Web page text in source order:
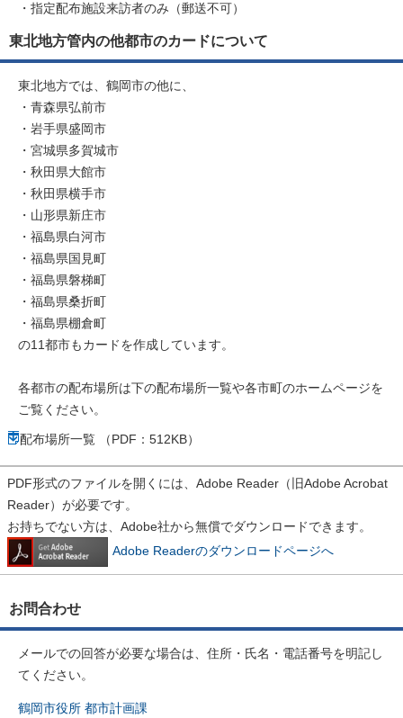
・指定配布施設来訪者のみ（郵送不可）
東北地方管内の他都市のカードについて
東北地方では、鶴岡市の他に、
・青森県弘前市
・岩手県盛岡市
・宮城県多賀城市
・秋田県大館市
・秋田県横手市
・山形県新庄市
・福島県白河市
・福島県国見町
・福島県磐梯町
・福島県桑折町
・福島県棚倉町
の11都市もカードを作成しています。
各都市の配布場所は下の配布場所一覧や各市町のホームページを
ご覧ください。
配布場所一覧 （PDF：512KB）
PDF形式のファイルを開くには、Adobe Reader（旧Adobe Acrobat
Reader）が必要です。
お持ちでない方は、Adobe社から無償でダウンロードできます。
Adobe Readerのダウンロードページへ
お問合わせ
メールでの回答が必要な場合は、住所・氏名・電話番号を明記し
てください。
鶴岡市役所 都市計画課